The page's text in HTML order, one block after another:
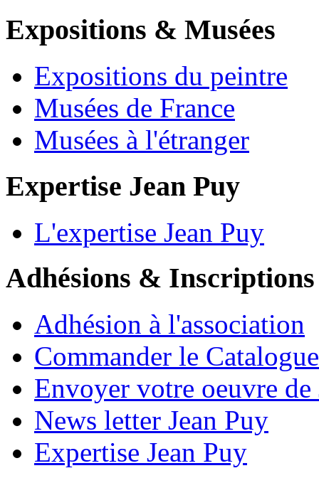
Expositions & Musées
Expositions du peintre
Musées de France
Musées à l'étranger
Expertise Jean Puy
L'expertise Jean Puy
Adhésions & Inscriptions
Adhésion à l'association
Commander le
Envoyer votre oeuvre de
News letter Jean Puy
Expertise Jean Puy